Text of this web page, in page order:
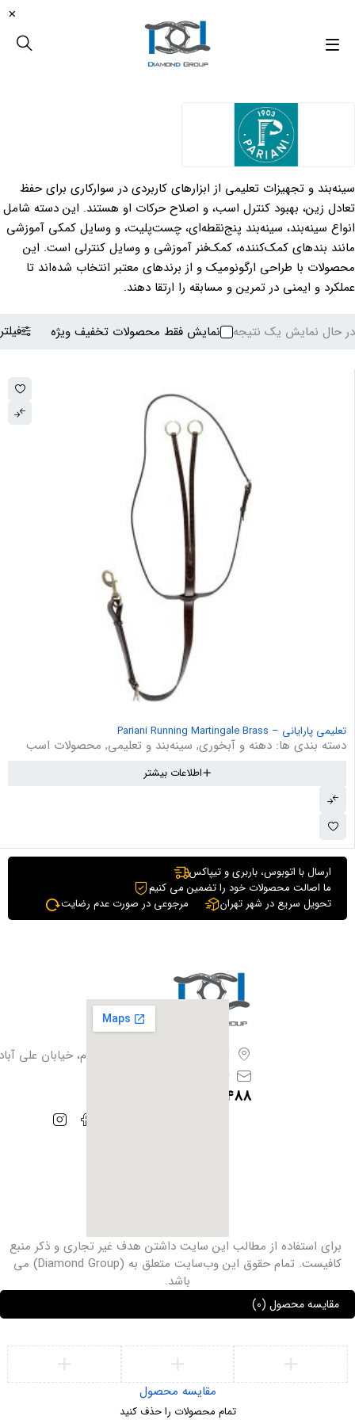
سینه‌بند و تجهیزات تعلیمی از ابزارهای کاربردی در سوارکاری برای حفظ
تعادل زین، بهبود کنترل اسب، و اصلاح حرکات او هستند. این دسته شامل
انواع سینه‌بند، سینه‌بند پنج‌نقطه‌ای، چست‌پلیت، و وسایل کمکی آموزشی
مانند بندهای کمک‌کننده، کمک‌فنر آموزشی و وسایل کنترلی است. این
محصولات با طراحی ارگونومیک و از برندهای معتبر انتخاب شده‌اند تا
عملکرد و ایمنی در تمرین و مسابقه را ارتقا دهند.
فیلتر در حال نمایش یک نتیجه نمایش فقط محصولات تخفیف ویژه
تعلیمی پارایانی – Pariani Running Martingale Brass
دسته بندی ها: دهنه و آبخوری, سینه‌بند و تعلیمی, محصولات اسب
اطلاعات بیشتر
ارسال با اتوبوس، باربری و تیپاکس
ما اصالت محصولات خود را تضمین می کنیم
تحویل سریع در شهر تهران
مرجوعی در صورت عدم رضایت
تهران،بزرگراه آزادگان، فیروزبهرام، خیابان علی
info@iranhoof.ir
09128385488
برای استفاده از مطالب این سایت داشتن هدف غیر ‌تجاری و ذکر منبع
کافیست. تمام حقوق این وب‌سایت متعلق به (Diamond Group) می
باشد.
مقایسه محصول (0)
مقایسه محصول
تمام محصولات را حذف کنید